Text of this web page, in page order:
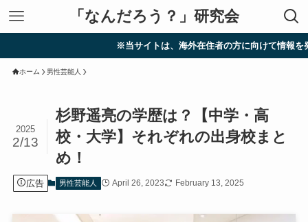
「なんだろう？」研究会
※当サイトは、海外在住者の方に向けて情報を発信していま
ホーム 男性芸能人
杉野遥亮の学歴は？【中学・高
校・大学】それぞれの出身校まと
め！
2025
2/13
広告 男性芸能人 April 26, 2023 February 13, 2025